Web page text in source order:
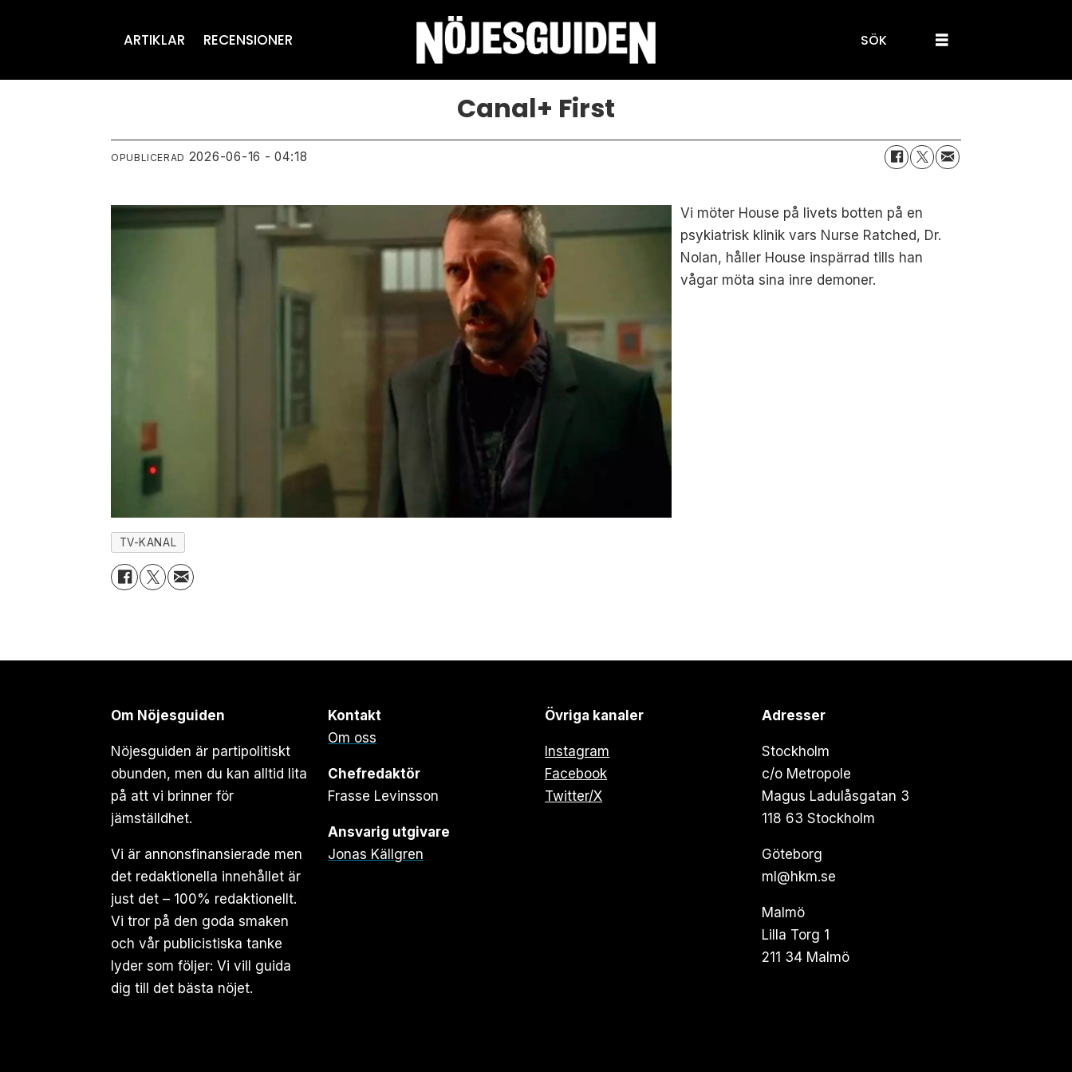
ARTIKLAR RECENSIONER SÖK
Canal+ First
OPUBLICERAD 2026-06-16 - 04:18
Vi möter House på livets botten på en
psykiatrisk klinik vars Nurse Ratched, Dr.
Nolan, håller House inspärrad tills han
vågar möta sina inre demoner.
TV-KANAL
Om Nöjesguiden
Nöjesguiden är partipolitiskt
obunden, men du kan alltid lita
på att vi brinner för
jämställdhet.
Vi är annonsfinansierade men
det redaktionella innehållet är
just det – 100% redaktionellt.
Vi tror på den goda smaken
och vår publicistiska tanke
lyder som följer: Vi vill guida
dig till det bästa nöjet.
Kontakt
Om oss
Chefredaktör
Frasse Levinsson
Ansvarig utgivare
Jonas Källgren
Övriga kanaler
Instagram
Facebook
Twitter/X
Adresser
Stockholm
c/o Metropole
Magus Ladulåsgatan 3
118 63 Stockholm
Göteborg
ml@hkm.se
Malmö
Lilla Torg 1
211 34 Malmö